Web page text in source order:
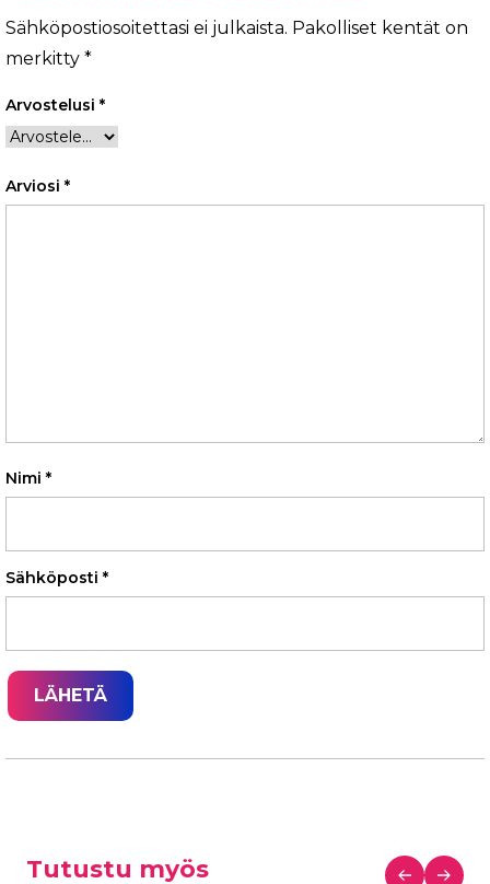
Sähköpostiosoitettasi ei julkaista. Pakolliset kentät on
merkitty *
Arvostelusi *
Arviosi *
Nimi *
Sähköposti *
Tutustu myös